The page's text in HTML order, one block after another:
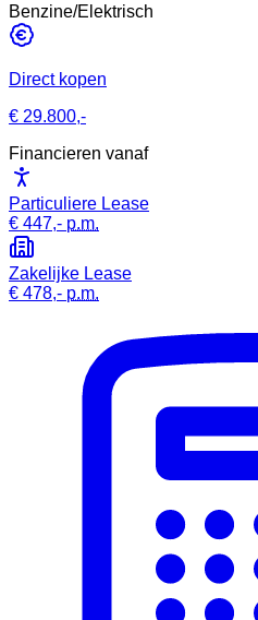
Benzine/Elektrisch
Direct kopen
€ 29.800,-
Financieren vanaf
Particuliere Lease
€ 447,- p.m.
Zakelijke Lease
€ 478,- p.m.